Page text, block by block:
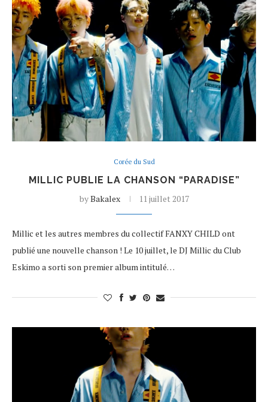
Corée du Sud
MILLIC PUBLIE LA CHANSON “PARADISE”
byBakalex 11 juillet 2017
Millic et les autres membres du collectif FANXY CHILD ont
publié une nouvelle chanson ! Le 10 juillet, le DJ Millic du Club
Eskimo a sorti son premier album intitulé…